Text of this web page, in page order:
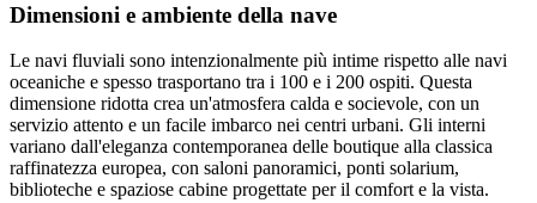
Dimensioni e ambiente della nave
Le navi fluviali sono intenzionalmente più intime rispetto alle navi
oceaniche e spesso trasportano tra i 100 e i 200 ospiti. Questa
dimensione ridotta crea un'atmosfera calda e socievole, con un
servizio attento e un facile imbarco nei centri urbani. Gli interni
variano dall'eleganza contemporanea delle boutique alla classica
raffinatezza europea, con saloni panoramici, ponti solarium,
biblioteche e spaziose cabine progettate per il comfort e la vista.